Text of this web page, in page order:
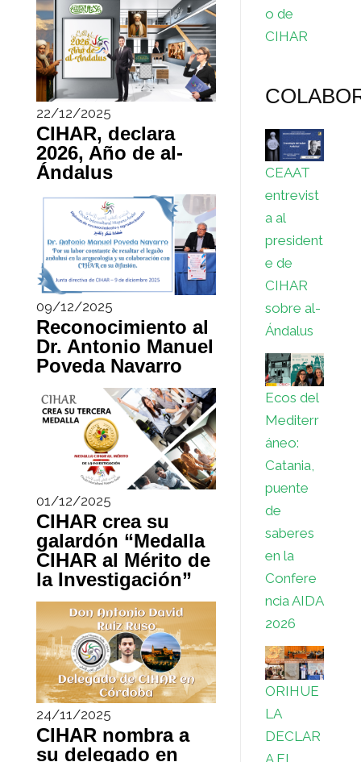
22/12/2025
CIHAR, declara
2026, Año de al-
Ándalus
09/12/2025
Reconocimiento al
Dr. Antonio Manuel
Poveda Navarro
01/12/2025
CIHAR crea su
galardón “Medalla
CIHAR al Mérito de
la Investigación”
24/11/2025
CIHAR nombra a
su delegado en
o de
CIHAR
CEAAT
entrevist
a al
president
e de
CIHAR
sobre al-
Ándalus
Ecos del
Mediterr
áneo:
Catania,
puente
de
saberes
en la
Confere
ncia AIDA
2026
ORIHUE
LA
DECLAR
A EL